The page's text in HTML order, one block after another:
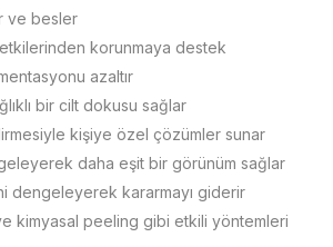
ve besler
korunmaya destek
azaltır
bir cilt dokusu sağlar
kişiye özel çözümler sunar
daha eşit bir görünüm sağlar
dengeleyerek kararmayı giderir
kimyasal peeling gibi etkili yöntemleri